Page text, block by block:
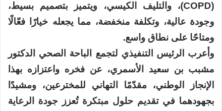
(COPD)، والتليف الكيسي، ويتميز بتصميم بسيط،
وجودة عالية، وتكلفة منخفضة، مما يجعله خيارًا فعّالًا
ومتاحًا على نطاق واسع.
وأعرب الرئيس التنفيذي لتجمع الباحة الصحي الدكتور
مشبب بن سعيد الأسمري، عن فخره واعتزازه بهذا
الإنجاز الوطني، مقدّمًا التهاني للمخترعين، ومشيدًا
بجهودهما في تقديم حلول مبتكرة تُعزز جودة الرعاية